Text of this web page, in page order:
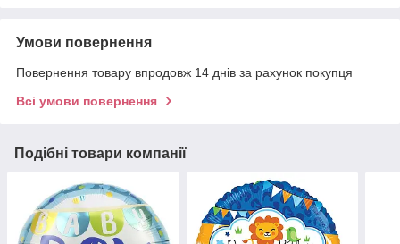
Умови повернення
Повернення товару впродовж 14 днів за рахунок покупця
Всі умови повернення
Подібні товари компанії